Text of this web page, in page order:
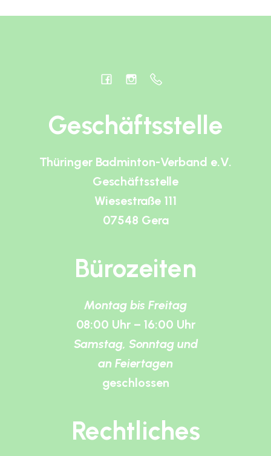
Geschäftsstelle
Thüringer Badminton-Verband e.V.
Geschäftsstelle
Wiesestraße 111
07548 Gera
Bürozeiten
Montag bis Freitag
08:00 Uhr – 16:00 Uhr
Samstag, Sonntag und
an Feiertagen
geschlossen
Rechtliches